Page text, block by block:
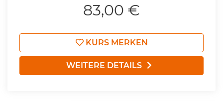
83,00 €
KURS MERKEN
WEITERE DETAILS